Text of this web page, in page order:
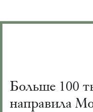
Больше 100
направила